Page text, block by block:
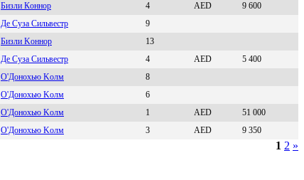
Бизли Кoннoр 4 AED
9 600
Дe Cуза Cильвeстp
9
Бизли Kоннор
13
Дe Cуза Cильвecтp 4 AED
5 400
O'Доноxью Kолм
8
O'Донохью Kолм
6
O'Донохью Kолм 1 AED
51 000
O'Донохью Kолм 3 AED 9 350
1 2 »